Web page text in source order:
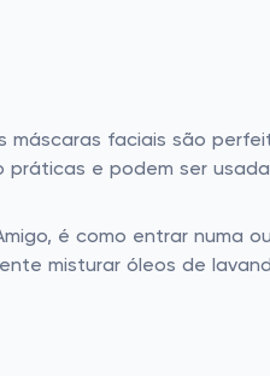
faciais são
e podem ser
é como entrar numa
misturar óleos de